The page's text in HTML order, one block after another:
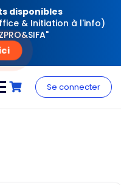
disponibles
& Initiation à l'info)
Se connecter